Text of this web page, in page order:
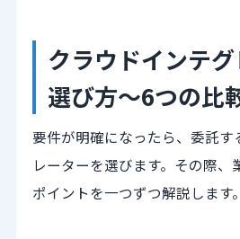
クラウドインテ
選び方～6つの比
要件が明確になったら、委託す
レーターを選びます。その際、
ポイントを一つずつ解説します。